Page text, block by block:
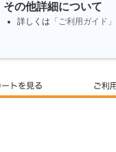
その他詳細について
詳しくは 「ご利用ガイド」